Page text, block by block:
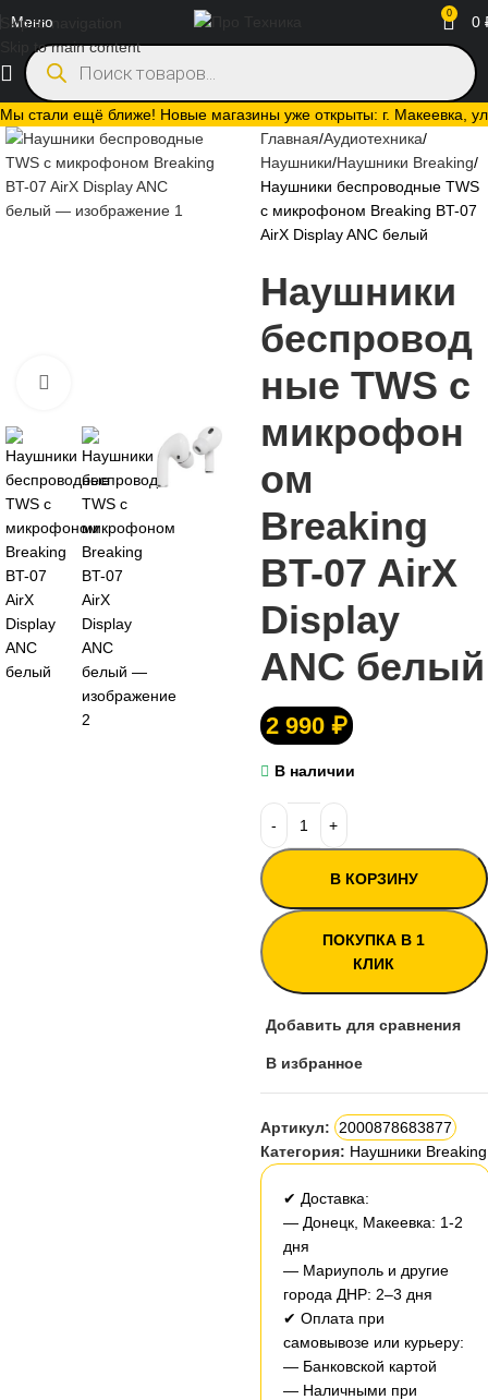
Skip to navigation
Skip to main content
Мы стали ещё ближе! Новые магазины уже открыты: г. Макеевка,
Меню 0 0
Нажмите, чтобы увеличить
Главная Аудиотехника
Наушники Наушники Breaking
Наушники беспроводные TWS
с микрофоном Breaking BT-07
AirX Display ANC белый
Наушники
беспровод
ные TWS с
микрофон
ом
Breaking
BT-07 AirX
Display
ANC белый
2 990 ₽
В наличии
В КОРЗИНУ
ПОКУПКА В 1
КЛИК
Добавить для сравнения
В избранное
Артикул:
2000878683877
Категория: Наушники Breaking
✔ Доставка:
— Донецк, Макеевка: 1-2
дня
— Мариуполь и другие
города ДНР: 2–3 дня
✔ Оплата при
самовывозе или курьеру:
— Банковской картой
— Наличными при